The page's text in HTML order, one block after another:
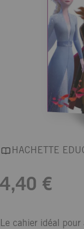
HACHETTE
4,40 €
Le cahier idéal